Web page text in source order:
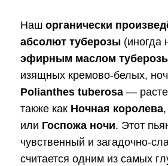
Наш органически
абсолют туберозы(иногда
эфирным маслом
изящных кремово-белых,
Polianthes tuberosa—
также как Ночная королева,
или Госпожа ночи. Этот
чувственный и загадочно-
считается одним из самых